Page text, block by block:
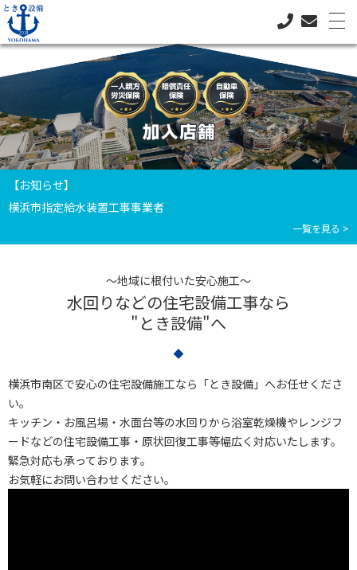
Top
とき設備とは
サービス内容
施工実績
お知らせ
ブログ
お問い合わせ
会社案内
【お知らせ】
横浜市指定給水装置工事事業者
一覧を見る >
～地域に根付いた安心施工～
水回りなどの住宅設備工事なら
"とき設備"へ
横浜市南区で安心の住宅設備施工なら「とき設備」へお任せくださ
い。
キッチン・お風呂場・水面台等の水回りから浴室乾燥機やレンジフ
ードなどの住宅設備工事・原状回復工事等幅広く対応いたします。
緊急対応も承っております。
お気軽にお問い合わせください。